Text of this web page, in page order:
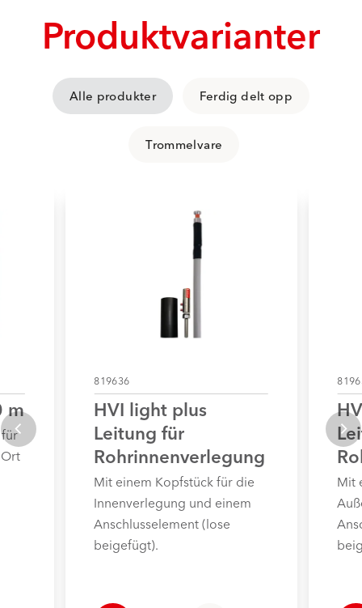
Produktvarianter
Alle produkter Ferdig delt opp
Trommelvare
819636
HVI light plus
Leitung für
Rohrinnenverlegung
Mit einem Kopfstück für die
Innenverlegung und einem
Anschlusselement (lose
beigefügt).
Mit
m